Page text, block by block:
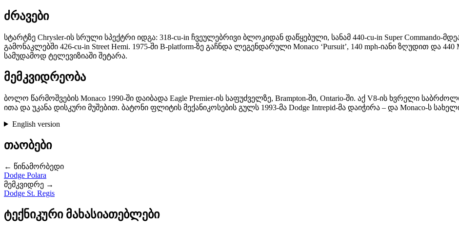
ძრავები
სტარტზე Chrysler-ის სრული სპექტრი იდგა: 318-cu-in ჩვეულებრივი ბლოკიდან დაწყებული, სანამ 440-cu-in Super Commando-
გამონაკლებში 426-cu-in Street Hemi. 1975-ში B-platform-ზე გაჩნდა ლეგენდარული Monaco ‘Pursuit’, 140 mph-იანი ზღუდით და 440
სამუდამოდ ტელევიზიაში შეტარა.
მემკვიდრეობა
ბოლო წარმოშვების Monaco 1990-ში დაიბადა Eagle Premier-ის საფუძველზე, Brampton-ში, Ontario-ში. აქ V8-ის ხვრელი
ითა და უკანა დისკური მუშებით. ბატონი ფლიტის მექანიკოსების გულს 1993-მა Dodge Intrepid-მა დაიჭირა – და Monaco-ს
English version
თაობები
← წინამორბედი
Dodge Polara
მემკვიდრე →
Dodge St. Regis
ტექნიკური მახასიათებლები